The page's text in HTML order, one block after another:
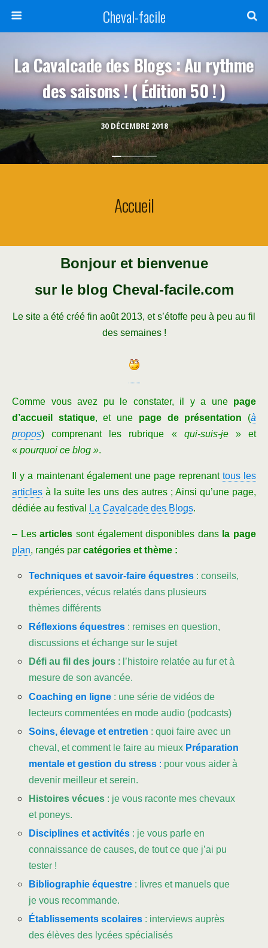
Cheval-facile
30 DÉCEMBRE 2018
La Cavalcade des Blogs : Au rythme
des saisons ! ( Édition 50 ! )
Accueil
Bonjour et bienvenue
sur le blog Cheval-facile.com
Le site a été créé fin août 2013, et s’étoffe peu à peu au fil
des semaines !
Comme vous avez pu le constater, il y a une page
d’accueil statique, et une page de présentation (à
propos) comprenant les rubrique « qui-suis-je» et
« pourquoi ce blog ».
Il y a maintenant également une page reprenant tous les
articles à la suite les uns des autres ; Ainsi qu’une page,
dédiée au festival
La Cavalcade des Blogs.
– Lesarticles sont également disponibles dans la page
plan, rangés par catégories et thème :
Techniques et savoir-faire équestres : conseils,
expériences, vécus relatés dans plusieurs
thèmes différents
Réflexions équestres : remises en question,
discussions et échange sur le sujet
Défi au fil des jours : l’histoire relatée au fur et à
mesure de son avancée.
Coaching en ligne : une série de vidéos de
lecteurs commentées en mode audio (podcasts)
Soins, élevage et entretien : quoi faire avec un
cheval, et comment le faire au mieux Préparation
mentale et gestion du stress : pour vous aider à
devenir meilleur et serein.
Histoires vécues : je vous raconte mes chevaux
et poneys.
Disciplines et activités : je vous parle en
connaissance de causes, de tout ce que j’ai pu
tester !
Bibliographie équestre : livres et manuels que
je vous recommande.
Établissements scolaires : interviews auprès
des élèves des lycées spécialisés